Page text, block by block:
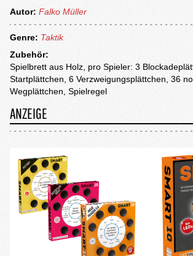
Autor: Falko Müller
Genre: Taktik
Zubehör:
Spielbrett aus Holz, pro Spieler: 3
Startplättchen, 6 Verzweigungsplättchen, 36
Wegplättchen, Spielregel
ANZEIGE